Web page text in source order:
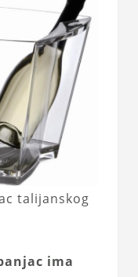
talijanskog
ima